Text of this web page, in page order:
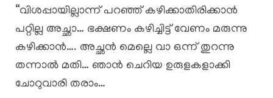
“വിശപ്പായില്ലാന്ന് പറഞ്ഞ് കഴിക്കാതിരിക്കാൻ
പറ്റില്ല അച്ഛാ… ഭക്ഷണം കഴിച്ചിട്ട് വേണം മരുന്നു
കഴിക്കാൻ…. അച്ഛൻ മെല്ലെ വാ ഒന്ന് തുറന്നു
തന്നാൽ മതി… ഞാൻ ചെറിയ ഉരുളകളാക്കി
ചോറുവാരി തരാം…